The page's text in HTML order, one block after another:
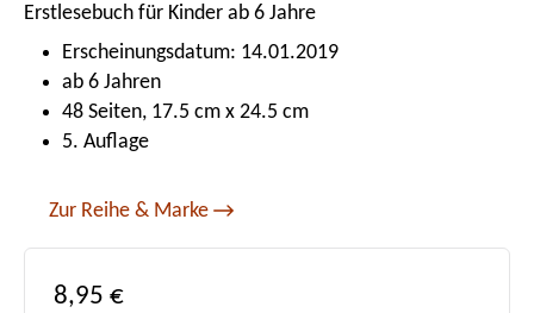
Erstlesebuch für Kinder ab 6 Jahre
Erscheinungsdatum: 14.01.2019
ab 6 Jahren
48 Seiten, 17.5 cm x 24.5 cm
5. Auflage
Zur Reihe & Marke
Regulärer Preis:
8,95 €